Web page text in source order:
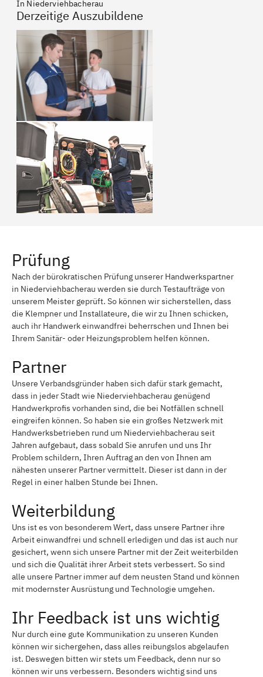
In Niederviehbacherau
Derzeitige Auszubildene
Prüfung
Nach der bürokratischen Prüfung unserer Handwerkspartner
in Niederviehbacherau werden sie durch Testaufträge von
unserem Meister geprüft. So können wir sicherstellen, dass
die Klempner und Installateure, die wir zu Ihnen schicken,
auch ihr Handwerk einwandfrei beherrschen und Ihnen bei
Ihrem Sanitär- oder Heizungsproblem helfen können.
Partner
Unsere Verbandsgründer haben sich dafür stark gemacht,
dass in jeder Stadt wie Niederviehbacherau genügend
Handwerkprofis vorhanden sind, die bei Notfällen schnell
eingreifen können. So haben sie ein großes Netzwerk mit
Handwerksbetrieben rund um Niederviehbacherau seit
Jahren aufgebaut, dass sobald Sie anrufen und uns Ihr
Problem schildern, Ihren Auftrag an den von Ihnen am
nähesten unserer Partner vermittelt. Dieser ist dann in der
Regel in einer halben Stunde bei Ihnen.
Weiterbildung
Uns ist es von besonderem Wert, dass unsere Partner ihre
Arbeit einwandfrei und schnell erledigen und das ist auch nur
gesichert, wenn sich unsere Partner mit der Zeit weiterbilden
und sich die Qualität ihrer Arbeit stets verbessert. So sind
alle unsere Partner immer auf dem neusten Stand und können
mit modernster Ausrüstung und Technologie umgehen.
Ihr Feedback ist uns wichtig
Nur durch eine gute Kommunikation zu unseren Kunden
können wir sichergehen, dass alles reibungslos abgelaufen
ist. Deswegen bitten wir stets um Feedback, denn nur so
können wir uns verbessern. Besonders wichtig sind uns